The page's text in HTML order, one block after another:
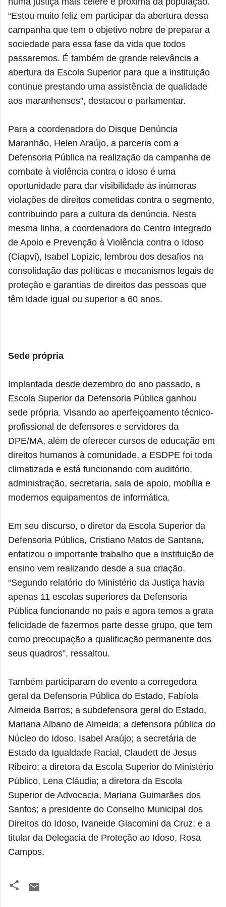
“Estou muito feliz em participar da abertura dessa
campanha que tem o objetivo nobre de preparar a
sociedade para essa fase da vida que todos
passaremos. É também de grande relevância a
abertura da Escola Superior para que a instituição
continue prestando uma assistência de qualidade
aos maranhenses”, destacou o parlamentar.
Para a coordenadora do Disque Denúncia
Maranhão, Helen Araújo, a parceria com a
Defensoria Pública na realização da campanha de
combate à violência contra o idoso é uma
oportunidade para dar visibilidade às inúmeras
violações de direitos cometidas contra o segmento,
contribuindo para a cultura da denúncia. Nesta
mesma linha, a coordenadora do Centro Integrado
de Apoio e Prevenção à Violência contra o Idoso
(Ciapvi), Isabel Lopizic, lembrou dos desafios na
consolidação das políticas e mecanismos legais de
proteção e garantias de direitos das pessoas que
têm idade igual ou superior a 60 anos.
Sede própria
Implantada desde dezembro do ano passado, a
Escola Superior da Defensoria Pública ganhou
sede própria. Visando ao aperfeiçoamento técnico-
profissional de defensores e servidores da
DPE/MA, além de oferecer cursos de educação em
direitos humanos à comunidade, a ESDPE foi toda
climatizada e está funcionando com auditório,
administração, secretaria, sala de apoio, mobília e
modernos equipamentos de informática.
Em seu discurso, o diretor da Escola Superior da
Defensoria Pública, Cristiano Matos de Santana,
enfatizou o importante trabalho que a instituição de
ensino vem realizando desde a sua criação.
“Segundo relatório do Ministério da Justiça havia
apenas 11 escolas superiores da Defensoria
Pública funcionando no país e agora temos a grata
felicidade de fazermos parte desse grupo, que tem
como preocupação a qualificação permanente dos
seus quadros”, ressaltou.
Também participaram do evento a corregedora
geral da Defensoria Pública do Estado, Fabíola
Almeida Barros; a subdefensora geral do Estado,
Mariana Albano de Almeida; a defensora pública do
Núcleo do Idoso, Isabel Araújo; a secretária de
Estado da Igualdade Racial, Claudett de Jesus
Ribeiro; a diretora da Escola Superior do Ministério
Público, Lena Cláudia; a diretora da Escola
Superior de Advocacia, Mariana Guimarães dos
Santos; a presidente do Conselho Municipal dos
Direitos do Idoso, Ivaneide Giacomini da Cruz; e a
titular da Delegacia de Proteção ao Idoso, Rosa
Campos.